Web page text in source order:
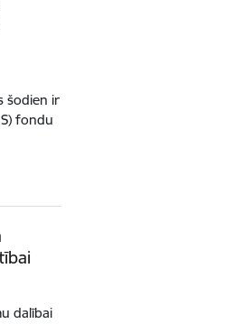
šodien ir
fondu
dalībai